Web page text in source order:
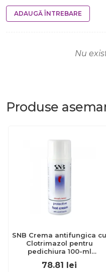
ADAUGĂ ÎNTREBARE
Nu
Produse
SNB Crema antifungica cu
Clotrimazol pentru
pedichiura 100-ml
EXL359_918
78.81 lei